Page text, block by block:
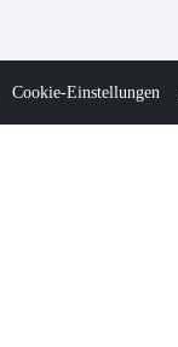
Cookie-Einstellungen